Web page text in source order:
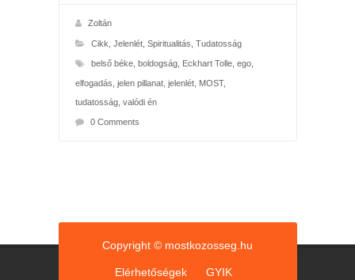
Zoltán
Cikk Jelenlét, Spiritualitás Tudatosság
belső béke, boldogság, Eckhart Tolle, ego,
elfogadás jelen pillanat, jelenlét, MOST,
tudatosság, valódi én
0 Comments
Copyright © mostkozosseg.hu
Elérhetőségek GYIK